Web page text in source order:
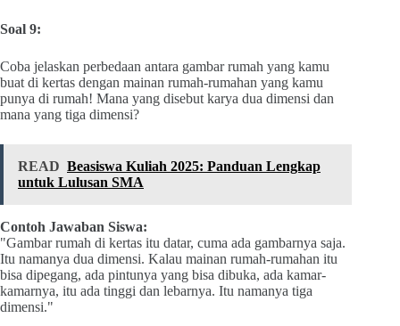
Soal 9:
Coba jelaskan perbedaan antara gambar rumah yang kamu
buat di kertas dengan mainan rumah-rumahan yang kamu
punya di rumah! Mana yang disebut karya dua dimensi dan
mana yang tiga dimensi?
READ Beasiswa Kuliah 2025: Panduan Lengkap
untuk Lulusan SMA
Contoh Jawaban Siswa:
"Gambar rumah di kertas itu datar, cuma ada gambarnya saja.
Itu namanya dua dimensi. Kalau mainan rumah-rumahan itu
bisa dipegang, ada pintunya yang bisa dibuka, ada kamar-
kamarnya, itu ada tinggi dan lebarnya. Itu namanya tiga
dimensi."